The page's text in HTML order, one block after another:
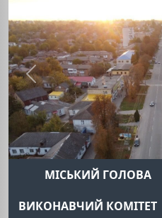
Previous
МІСЬКИЙ ГОЛОВА
ВИКОНАВЧИЙ КОМІТЕТ